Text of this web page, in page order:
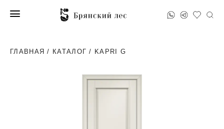
ГЛАВНАЯ / КАТАЛОГ / KAPRI G